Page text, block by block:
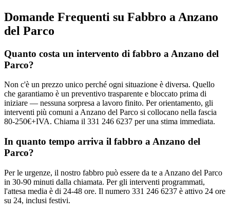
Domande Frequenti su Fabbro a Anzano
del Parco
Quanto costa un intervento di fabbro a Anzano del
Parco?
Non c'è un prezzo unico perché ogni situazione è diversa. Quello
che garantiamo è un preventivo trasparente e bloccato prima di
iniziare — nessuna sorpresa a lavoro finito. Per orientamento, gli
interventi più comuni a Anzano del Parco si collocano nella fascia
80-250€+IVA. Chiama il 331 246 6237 per una stima immediata.
In quanto tempo arriva il fabbro a Anzano del
Parco?
Per le urgenze, il nostro fabbro può essere da te a Anzano del Parco
in 30-90 minuti dalla chiamata. Per gli interventi programmati,
l'attesa media è di 24-48 ore. Il numero 331 246 6237 è attivo 24 ore
su 24, inclusi festivi.